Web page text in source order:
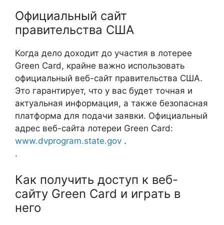
Официальный сайт
правительства США
Когда дело доходит до участия в лотерее
Green Card, крайне важно использовать
официальный веб-сайт правительства США.
Это гарантирует, что у вас будет точная и
актуальная информация, а также безопасная
платформа для подачи заявки. Официальный
адрес веб-сайта лотереи Green Card:
www.dvprogram.state.gov .
.
Как получить доступ к веб-
сайту Green Card и играть в
него